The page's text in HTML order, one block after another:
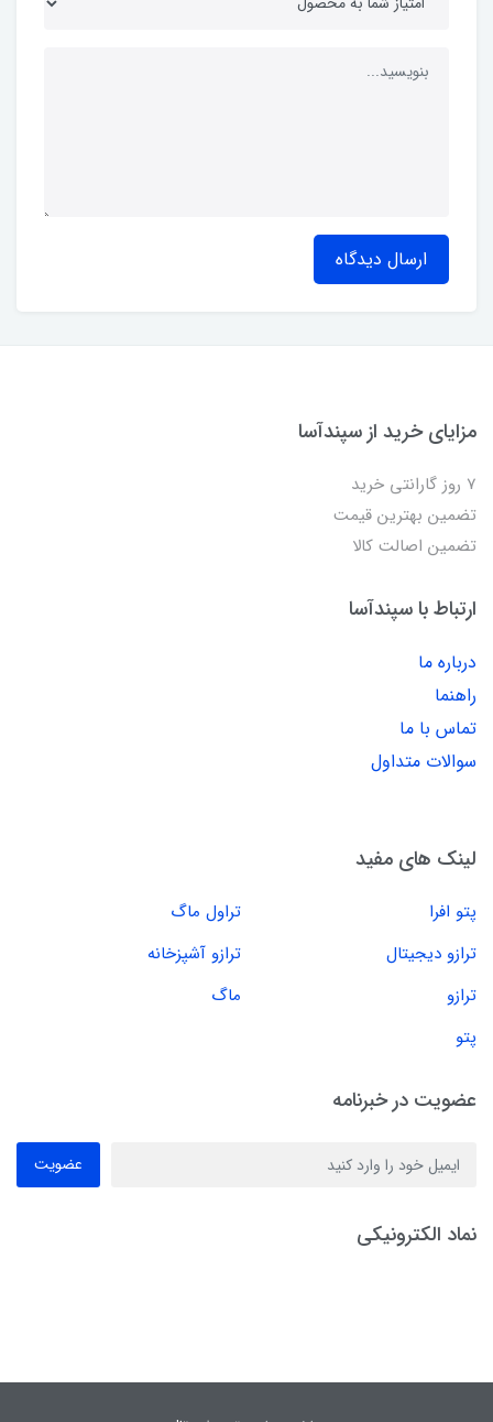
ارسال دیدگاه
مزایای خرید از سپندآسا
7 روز گارانتی خرید
تضمین بهترین قیمت
تضمین اصالت کالا
ارتباط با سپندآسا
درباره ما
راهنما
تماس با ما
سوالات متداول
لینک های مفید
پتو افرا
تراول ماگ
ترازو دیجیتال
ترازو آشپزخانه
ترازو
ماگ
پتو
عضویت در خبرنامه
عضویت
نماد الکترونیکی